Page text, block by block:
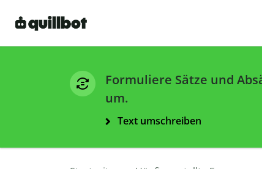
Formuliere Sätze und
um.
Text umschreiben